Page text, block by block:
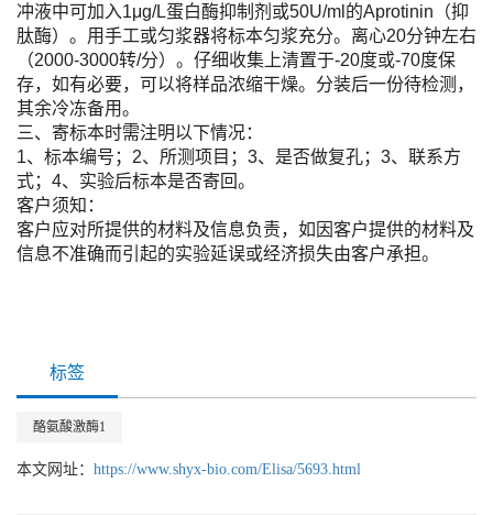
冲液中可加入1μg/L蛋白酶抑制剂或50U/ml的Aprotinin（抑
肽酶）。用手工或匀浆器将标本匀浆充分。离心20分钟左右
（2000-3000转/分）。仔细收集上清置于-20度或-70度保
存，如有必要，可以将样品浓缩干燥。分装后一份待检测，
其余冷冻备用。
三、寄标本时需注明以下情况：
1、标本编号；2、所测项目；3、是否做复孔；3、联系方
式；4、实验后标本是否寄回。
客户须知：
客户应对所提供的材料及信息负责，如因客户提供的材料及
信息不准确而引起的实验延误或经济损失由客户承担。
标签
酪氨酸激酶1
本文网址： https://www.shyx-bio.com/Elisa/5693.html